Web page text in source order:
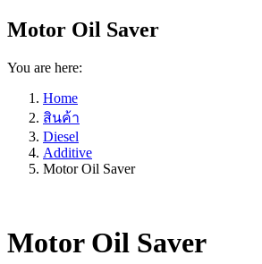
Motor Oil Saver
You are here:
Home
สินค้า
Diesel
Additive
Motor Oil Saver
Motor Oil Saver